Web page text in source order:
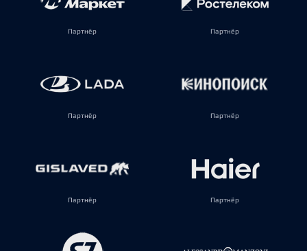
Партнёр Партнёр
Партнёр Партнёр
Партнёр Партнёр